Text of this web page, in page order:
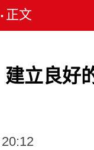
• 正文
立良好